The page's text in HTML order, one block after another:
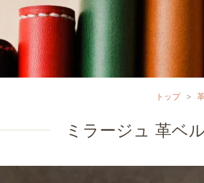
トップ >
ミラージュ 革ベ